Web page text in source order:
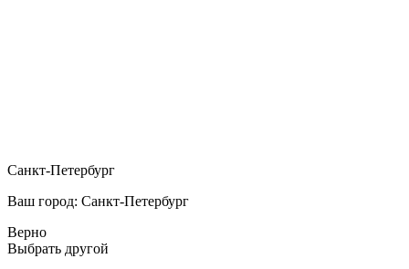
Санкт-Петербург
Ваш город: Санкт-Петербург
Верно
Выбрать другой